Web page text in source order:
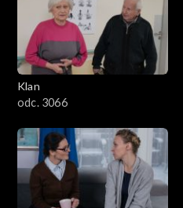
Klan
odc. 3066